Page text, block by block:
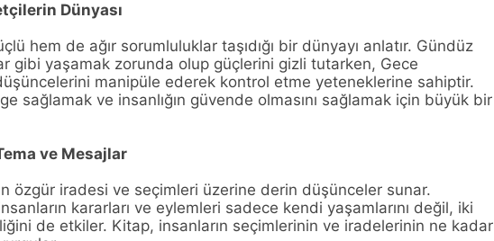
Dünyası
hem de ağır sorumluluklar taşıdığı bir dünyayı anlatır. Gündüz
gibi yaşamak zorunda olup güçlerini gizli tutarken, Gece
manipüle ederek kontrol etme yeteneklerine sahiptir.
sağlamak ve insanlığın güvende olmasını sağlamak için büyük bir
ve Mesajlar
özgür iradesi ve seçimleri üzerine derin düşünceler sunar.
kararları ve eylemleri sadece kendi yaşamlarını değil, iki
de etkiler. Kitap, insanların seçimlerinin ve iradelerinin ne kadar